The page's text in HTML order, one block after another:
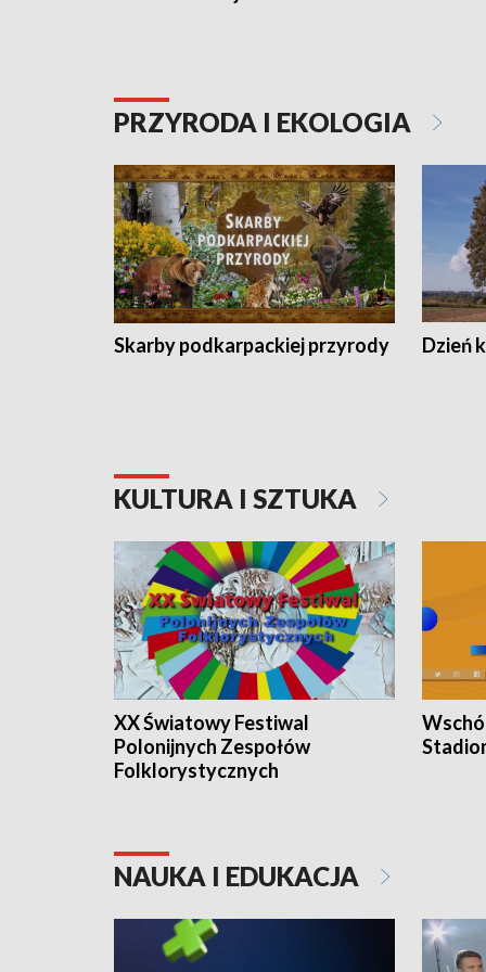
PRZYRODA I EKOLOGIA
Skarby podkarpackiej przyrody Dzień
KULTURA I SZTUKA
XX Światowy Festiwal
Polonijnych Zespołów
Folklorystycznych
NAUKA I EDUKACJA